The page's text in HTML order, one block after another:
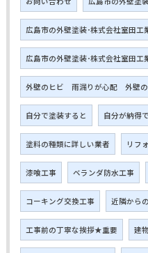
広島市の外壁塗装･株式会社室田工
広島市の外壁塗装･株式会社室田工
外壁のヒビ 雨漏りが心配 外壁の
自分で塗装すると 自分が納得
塗料の種類に詳しい業者 リフ
漆喰工事 ベランダ防水工事
コーキング交換工事 近隣から
工事前の丁寧な挨拶★重要 建